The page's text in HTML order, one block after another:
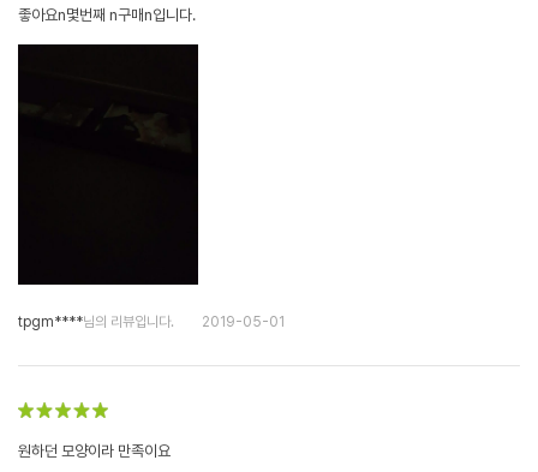
좋아요n몇번째 n구매n입니다.
tpgm****님의 리뷰입니다. 2019-05-01
원하던 모양이라 만족이요